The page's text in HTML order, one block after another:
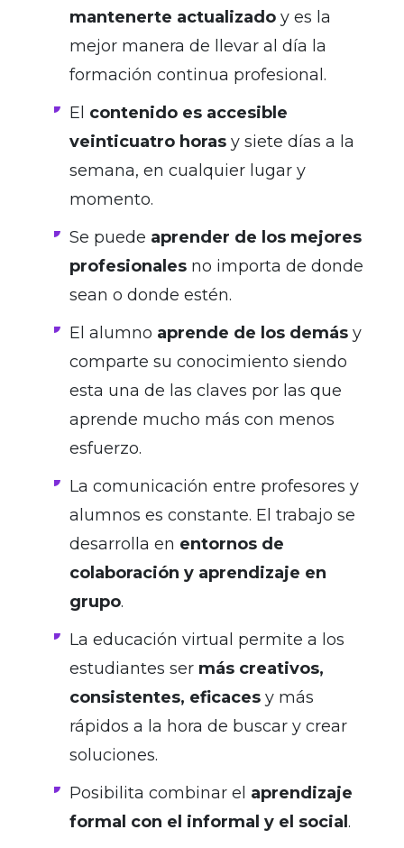
mantenerte actualizado y es la
mejor manera de llevar al día la
formación continua profesional.
El contenido es accesible
veinticuatro horas y siete días a la
semana, en cualquier lugar y
momento.
Se puede aprender de los mejores
profesionales no importa de donde
sean o donde estén.
El alumno aprende de los demás y
comparte su conocimiento siendo
esta una de las claves por las que
aprende mucho más con menos
esfuerzo.
La comunicación entre profesores y
alumnos es constante. El trabajo se
desarrolla en entornos de
colaboración y aprendizaje en
grupo.
La educación virtual permite a los
estudiantes ser más creativos,
consistentes, eficaces y más
rápidos a la hora de buscar y crear
soluciones.
Posibilita combinar el aprendizaje
formal con el informal y el social .